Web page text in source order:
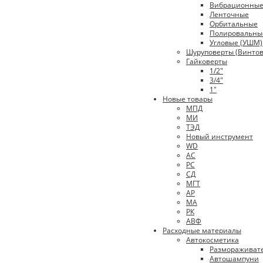
Вибрационные
Ленточные
Орбитальные
Угловые (УШМ)
Шуруповерты
Гайковерты
1/2"
3/4"
1"
Новые товары
МПД
МИ
ТЭД
Новый инструмент
WD
АС
РС
СД
МГТ
АР
МА
РК
АВФ
Расходные материалы
Автокосметика
Автошампуни